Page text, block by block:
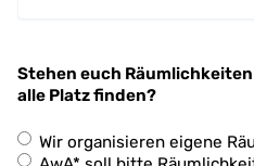
Stehen euch
alle Platz finden?
Wir organisieren eigene